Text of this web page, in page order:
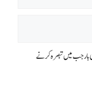
بار جب میں تبصرہ کرنے